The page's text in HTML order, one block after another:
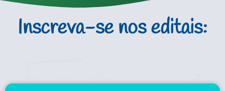
Inscreva-se nos editais: